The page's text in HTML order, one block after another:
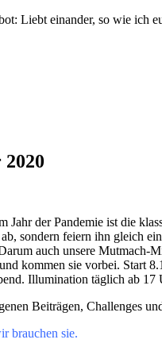
: Liebt einander, so wie ich
der Pandemie ist die
sondern feiern ihn gleich
auch unsere Mutmach-
kommen sie vorbei. Start
Illumination täglich ab 17
Beiträgen, Challenges
brauchen sie.